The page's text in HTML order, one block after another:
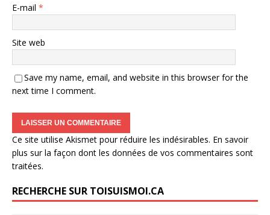
E-mail *
Site web
Save my name, email, and website in this browser for the
next time I comment.
Ce site utilise Akismet pour réduire les indésirables. En savoir
plus sur la façon dont les données de vos commentaires sont
traitées.
RECHERCHE SUR TOISUISMOI.CA